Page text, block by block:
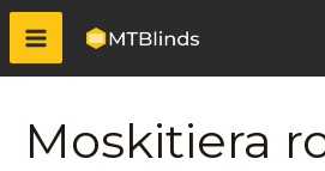
Moskitiera